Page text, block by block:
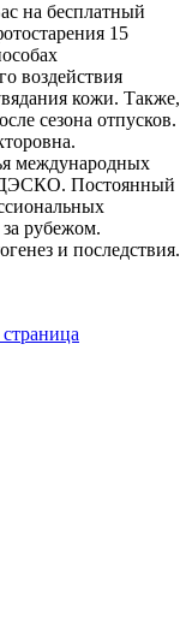
на бесплатный
15
воздействия
кожи. Также,
сезона отпусков.
международных
Постоянный
рубежом.
и последствия.